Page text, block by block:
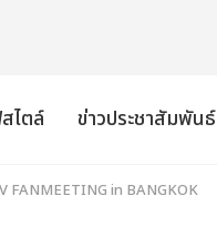
ไตล์ ข่าวประชาสัมพันธ์
FANMEETING in BANGKOK